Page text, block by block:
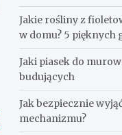
Jakie rośliny z
w domu? 5 pięknych
Jaki piasek do
budujących
Jak bezpiecznie
mechanizmu?